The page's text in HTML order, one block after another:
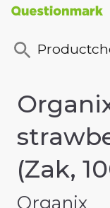
(Zak,
Organix